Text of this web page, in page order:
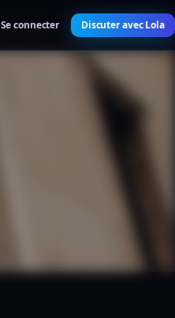
Se connecter Discuter avec Lola